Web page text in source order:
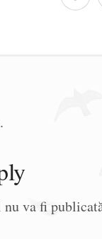
nu va fi